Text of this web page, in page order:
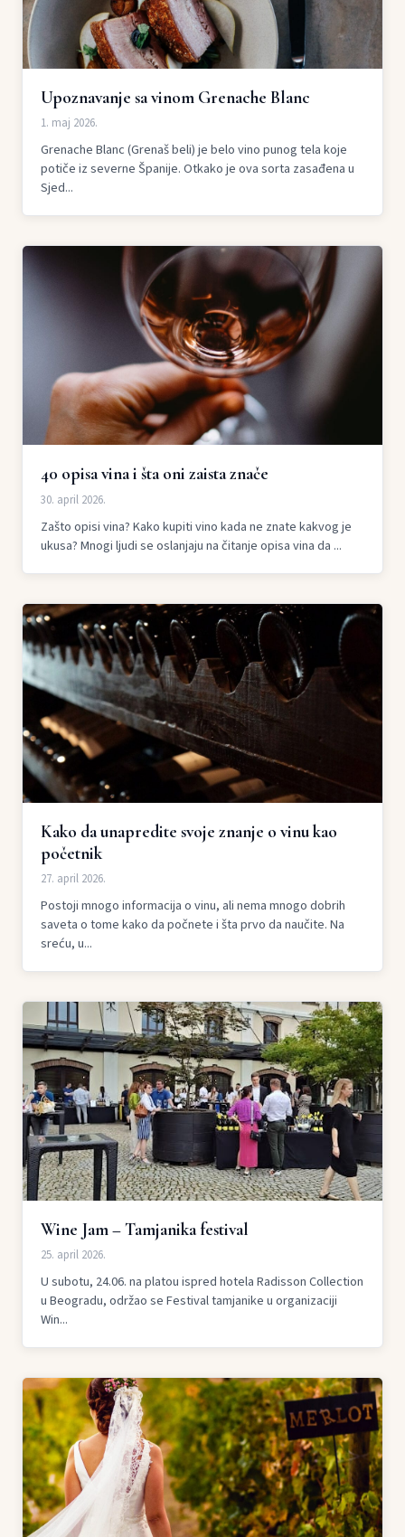
Upoznavanje sa vinom Grenache Blanc
1. maj 2026.
Grenache Blanc (Grenaš beli) je belo vino punog tela koje
potiče iz severne Španije. Otkako je ova sorta zasađena u
Sjed...
40 opisa vina i šta oni zaista znače
30. april 2026.
Zašto opisi vina? Kako kupiti vino kada ne znate kakvog je
ukusa? Mnogi ljudi se oslanjaju na čitanje opisa vina da ...
Kako da unapredite svoje znanje o vinu kao
početnik
27. april 2026.
Postoji mnogo informacija o vinu, ali nema mnogo dobrih
saveta o tome kako da počnete i šta prvo da naučite. Na
sreću, u...
Wine Jam – Tamjanika festival
25. april 2026.
U subotu, 24.06. na platou ispred hotela Radisson Collection
u Beogradu, održao se Festival tamjanike u organizaciji
Win...